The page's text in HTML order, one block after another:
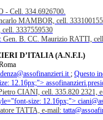
- Cell. 334.6926700.
MAMBOR, cell.
cell. 3337559530
Gen. B. CC. Maurizio RATTI,
D’ITALIA (A.N.F.I.)
; Questo
12.16px;">
CIANI, cell. 335.820 2321,
size: 12.16px;">
TATTA, e-mail: